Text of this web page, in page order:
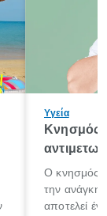
Υγεία
Κνησμός:
Ο κνησμός
την ανάγκη
αποτελεί